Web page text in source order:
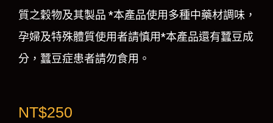
質之穀物及其製品 *本產品使用多種中藥材調味，
孕婦及特殊體質使用者請慎用*本產品還有蠶豆成
分，蠶豆症患者請勿食用。
NT$250